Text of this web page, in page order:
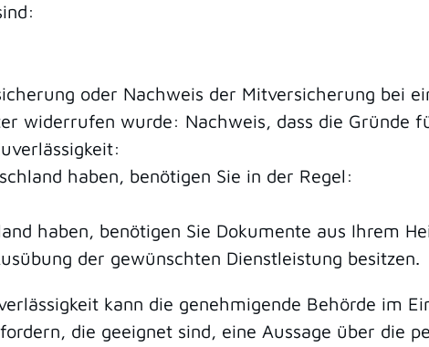
oder Nachweis der Mitversicherung bei
widerrufen wurde: Nachweis, dass die Gründe
haben, benötigen Sie in der Regel:
haben, benötigen Sie Dokumente aus Ihrem
der gewünschten Dienstleistung besitzen.
kann die genehmigende Behörde im
die geeignet sind, eine Aussage über die